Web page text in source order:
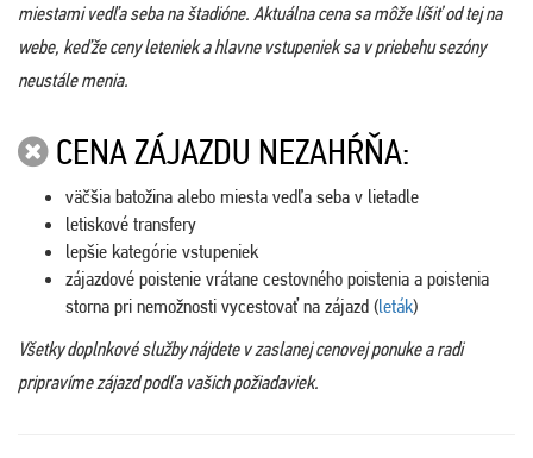
miestami vedľa seba na štadióne. Aktuálna cena sa môže líšiť od tej na
webe, keďže ceny leteniek a hlavne vstupeniek sa v priebehu sezóny
neustále menia.
CENA ZÁJAZDU NEZAHŔŇA:
väčšia batožina alebo miesta vedľa seba v lietadle
letiskové transfery
lepšie kategórie vstupeniek
zájazdové poistenie vrátane cestovného poistenia a poistenia
storna pri nemožnosti vycestovať na zájazd (leták)
Všetky doplnkové služby nájdete v zaslanej cenovej ponuke a radi
pripravíme zájazd podľa vašich požiadaviek.